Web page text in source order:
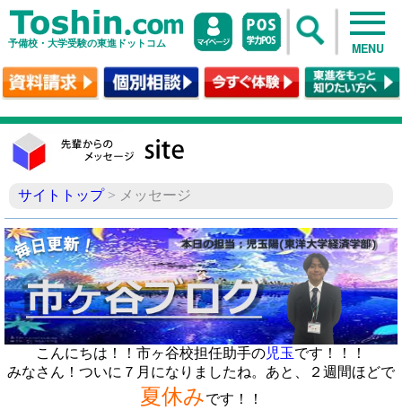
予備校・大学受験の東進ドットコム MENU
サイトトップ> メッセージ
こんにちは！！市ヶ谷校担任助手の児玉です！！！
みなさん！ついに７月になりましたね。あと、２週間ほどで
夏休みです！！